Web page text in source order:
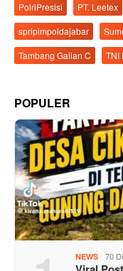
PolriPresisi
PT. Leetex
spripimpoldajabar
Tambang Galian C
TNI
POPULER
NEWS 70